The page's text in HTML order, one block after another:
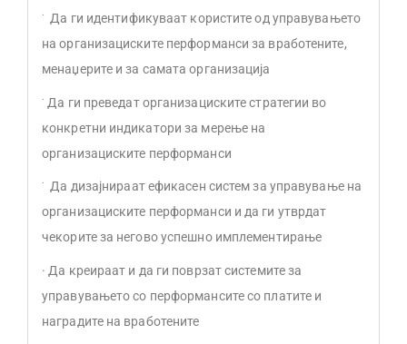
· Да ги идентификуваат користите од управувањето
на организациските перформанси за вработените,
менаџерите и за самата организација
· Да ги преведат организациските стратегии во
конкретни индикатори за мерење на
организациските перформанси
· Да дизајнираат ефикасен систем за управување на
организациските перформанси и да ги утврдат
чекорите за негово успешно имплементирање
· Да креираат и да ги поврзат системите за
управувањето со перформансите со платите и
наградите на вработените